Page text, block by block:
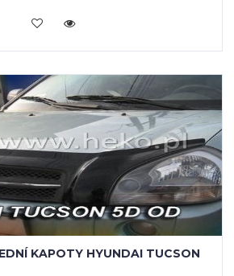
KOUPIT
KAPOTY HYUNDAI TUCSON